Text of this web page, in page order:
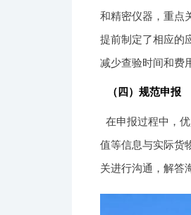
和精密仪器，重点
提前制定了相应的
减少查验时间和费
（四）规范申报
在申报过程中，
值等信息与实际货
关进行沟通，解答